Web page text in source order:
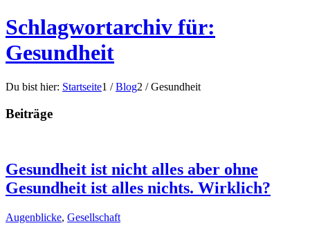
Schlagwortarchiv für:
Gesundheit
Du bist hier: Startseite1 / Blog2 / Gesundheit
Beiträge
Gesundheit ist nicht alles aber ohne
Gesundheit ist alles nichts. Wirklich?
Augenblicke, Gesellschaft